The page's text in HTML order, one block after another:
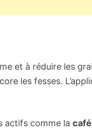
et à réduire les
les fesses.
actifs comme la